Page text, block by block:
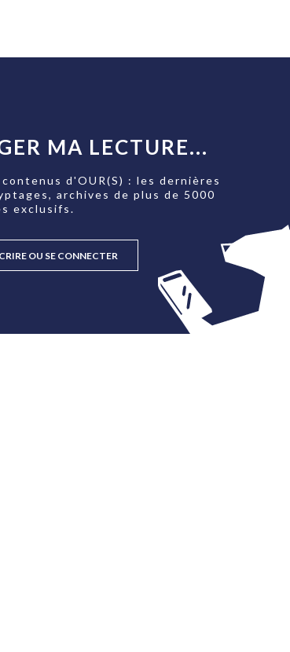
MA LECTURE...
d'OUR(S) : les dernières
archives de plus de 5000
exclusifs.
OU SE CONNECTER